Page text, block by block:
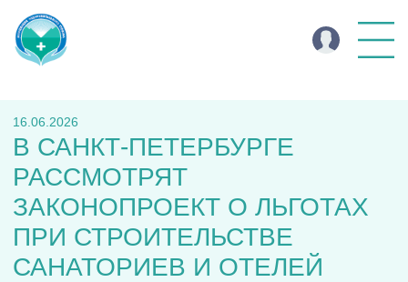
16.06.2026
В САНКТ-ПЕТЕРБУРГЕ
РАССМОТРЯТ
ЗАКОНОПРОЕКТ О ЛЬГОТАХ
ПРИ СТРОИТЕЛЬСТВЕ
САНАТОРИЕВ И ОТЕЛЕЙ